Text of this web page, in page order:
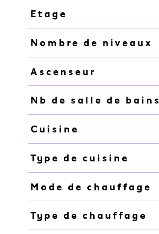
Etage
Nombre de niveaux
Ascenseur
Nb de salle de bains
Cuisine
Type de cuisine
Mode de chauffage
Type de chauffage